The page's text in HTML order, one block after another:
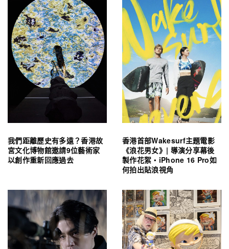
我們距離歷史有多遠？香港故
宮文化博物館邀請9位藝術家
以創作重新回應過去
香港首部Wakesurf主題電影
《浪花男女》| 導演分享幕後
製作花絮・iPhone 16 Pro如
何拍出貼浪視角